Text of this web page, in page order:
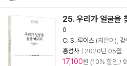
25. 우리가 얼굴을
0
C. S. 루이스 (지은이), 강
홍성사
2020년 05월
17,100원 (10% 할인 /